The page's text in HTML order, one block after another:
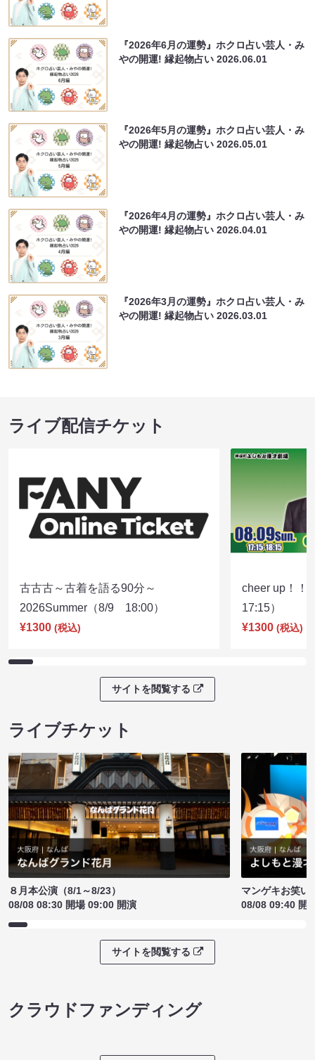
『2026年6月の運勢』ホクロ占い芸人・み
やの開運! 縁起物占い2026.06.01
『2026年5月の運勢』ホクロ占い芸人・み
やの開運! 縁起物占い2026.05.01
『2026年4月の運勢』ホクロ占い芸人・み
やの開運! 縁起物占い2026.04.01
『2026年3月の運勢』ホクロ占い芸人・み
やの開運! 縁起物占い2026.03.01
ライブ配信チケット
古古古～古着を語る90分～
2026Summer（8/9 18:00）
¥1300 (税込)
cheer up！
17:15）
¥1300 (税込)
サイトを閲覧する
ライブチケット
８月本公演（8/1～8/23）
08/08 08:30 開場 09:00 開演
マンゲキお笑い
08/08 09:40 開
サイトを閲覧する
クラウドファンディング